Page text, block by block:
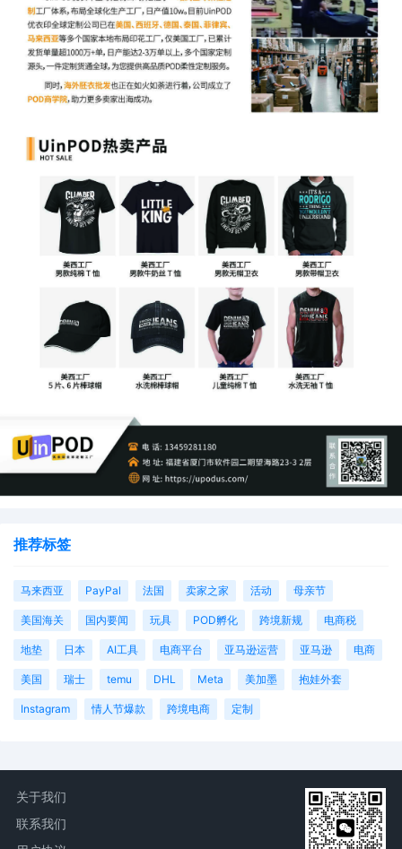
2. 应诉方案
适合明确不侵权且账户价值较高的情况
成本较高但可能完全免责
应诉要点
聘请专业律师准备应诉文件
收集有利证据材料
接受法院最终裁决
需确保与其他店铺完全隔离
及时解绑品牌和注销账户
直接成本
和解金或赔偿金
律师服务费用
账户冻结资金损失
间接损失
商誉和声誉损害
成本控制建议
推荐标签
马来西亚 PayPal 法国 卖家之家 活动 母亲节
美国海关 国内要闻 玩具 POD孵化 跨境新规 电商税
地垫 日本 AI工具 电商平台 亚马逊运营 亚马逊 电商
美国 瑞士 temu DHL Meta 美加墨 抱娃外套
Instagram 情人节爆款 跨境电商 定制
关于我们
联系我们